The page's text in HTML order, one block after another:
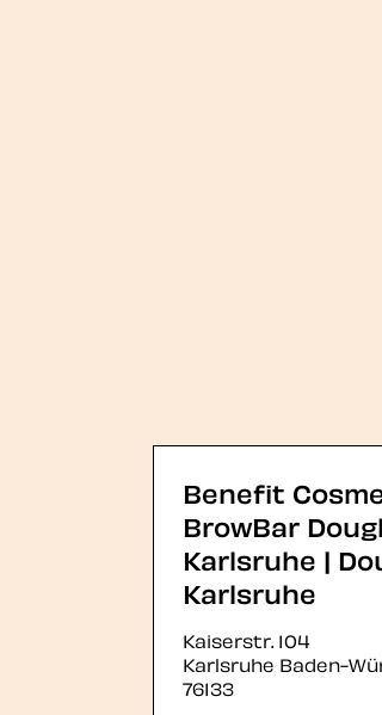
Benefit
BrowBar
Karlsruhe |
Karlsruhe
Kaiserstr. 104
Karlsruhe Baden-
76133